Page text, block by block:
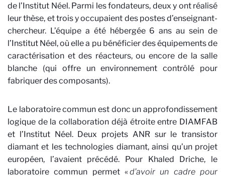
de l’Institut Néel. Parmi les fondateurs, deux y ont réalisé
leur thèse, et trois y occupaient des postes d’enseignant-
chercheur. L’équipe a été hébergée 6 ans au sein de
l’Institut Néel, où elle a pu bénéficier des équipements de
caractérisation et des réacteurs, ou encore de la salle
blanche (qui offre un environnement contrôlé pour
fabriquer des composants).
Le laboratoire commun est donc un approfondissement
logique de la collaboration déjà étroite entre DIAMFAB
et l’Institut Néel. Deux projets ANR sur le transistor
diamant et les technologies diamant, ainsi qu’un projet
européen, l’avaient précédé. Pour Khaled Driche, le
laboratoire commun permet «d’avoir un cadre pour